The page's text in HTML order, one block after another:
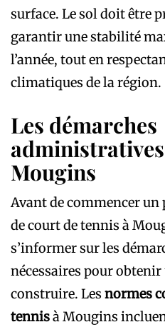
surface. Le sol doit être
garantir une stabilité
l’année, tout en
climatiques de la région.
Les démarches
Mougins
Avant de commencer
de court de tennis à
s’informer sur les
nécessaires pour
construire. Les normes
tennisà Mougins